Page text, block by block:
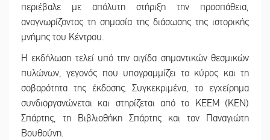
περιέβαλε με απόλυτη στήριξη την προσπάθεια,
αναγνωρίζοντας τη σημασία της διάσωσης της ιστορικής
μνήμης του Κέντρου.
Η εκδήλωση τελεί υπό την αιγίδα σημαντικών θεσμικών
πυλώνων, γεγονός που υπογραμμίζει το κύρος και τη
σοβαρότητα της έκδοσης. Συγκεκριμένα, το εγχείρημα
συνδιοργανώνεται και στηρίζεται από το ΚΕΕΜ (ΚΕΝ)
Σπάρτης, τη Βιβλιοθήκη Σπάρτης και τον Παναγιώτη
Βουθούνη.